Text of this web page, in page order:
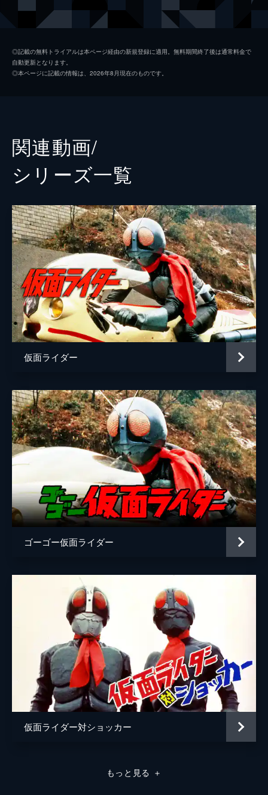
溝口琢矢
勧修寺玲旺
マーシュ彩
森下能幸
勝野洋
西銘駿
脚本 福田卓郎
原作 石ノ森章太郎
音楽 坂部剛
◎記載の無料トライアルは本ページ経由の新規登録に適用。無料期間終了後は通常料金で
自動更新となります。
◎本ページに記載の情報は、2026年8月現在のものです。
関連動画/
シリーズ⼀覧
仮面ライダー
ゴーゴー仮面ライダー
仮面ライダー対ショッカー
もっと見る ＋